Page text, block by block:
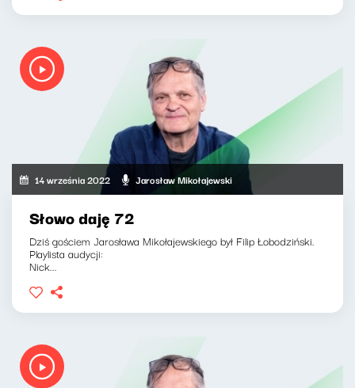
14 września 2022 Jarosław Mikołajewski
Słowo daję 72
Dziś gościem Jarosława Mikołajewskiego był Filip Łobodziński.
Playlista audycji:
Nick...